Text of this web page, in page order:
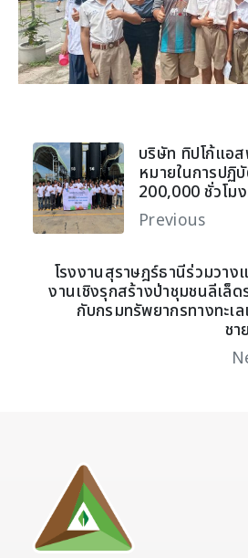
บริษัท ทิปโก้แอ
หมายในการปฏิ
200,000 ชั่วโม
Previous
โรงงานสุราษฎร์ธานีร่วมวาง
งานเชิงรุกสร้างป่าชุมชนลีเล็ด
กับกรมทรัพยากรทางทะเ
ชา